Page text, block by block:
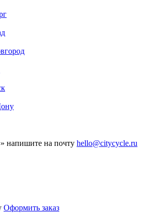
» напишите на почту hello@citycycle.ru
Оформить заказ